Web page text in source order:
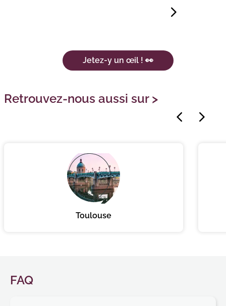
Jetez-y un œil ! 👀
Retrouvez-nous aussi sur >
PrécédentSuivant
Toulouse
FAQ